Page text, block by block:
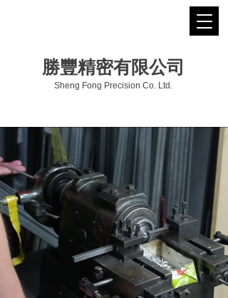
勝豐精密有限公司
Sheng Fong Precision Co. Ltd.